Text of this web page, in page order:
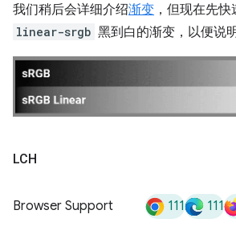
我们稍后会详细介绍渐变 ，但现在先
linear-srgb 黑到白的渐变，以便说
LCH
Browser Support 111 111